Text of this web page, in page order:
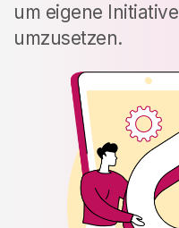
um eigene
umzusetzen.